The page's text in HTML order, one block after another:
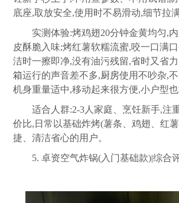
底座,取放安全,使用时不易滑动,细节拉满
实测体验:烤鸡翅20分钟金黄均匀,
皮酥脆入味;烤红薯软糯流蜜,咬一口满
洁时一擦即净,没有油污残留,省时又省
箱运行的声音差不多,厨房使用不吵杂,
机身重量适中,移动起来很方便,小户型也
适合人群:2-3人家庭、烹饪新手,注
价比,日常以基础炸烤(薯条、鸡翅、红
捷、清洁省心的用户。
5. 卓资空气炸锅(入门基础款)|综合